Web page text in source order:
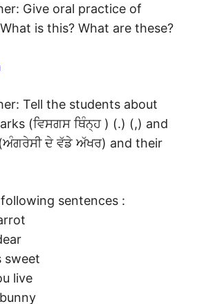
Give oral practice of
is this? What are these?
Tell the students about
(ਵਿਸਗਸ ਥਿੰਨ੍ਹ ) (.) (,) and
ਦੇ ਵੱਡੇ ਅੱਖਰ) and their
sentences :
sweet
live